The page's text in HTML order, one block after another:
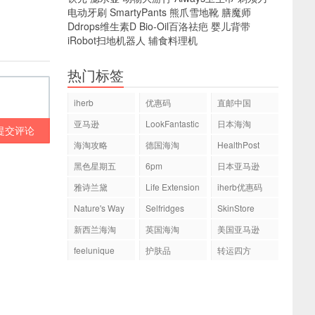
交评论
电动牙刷 SmartyPants 熊爪雪地靴 膳魔师
Ddrops维生素D Bio-Oil百洛祛疤 婴儿背带
iRobot扫地机器人 辅食料理机
热门标签
iherb 优惠码
直邮中国
亚马逊
LookFantastic
日本海淘
海淘攻略
德国海淘
HealthPost
黑色星期五
6pm
日本亚马逊
雅诗兰黛
Life Extension
iherb优惠码
Nature's Way
Selfridges
SkinStore
新西兰海淘
英国海淘
美国亚马逊
feelunique
护肤品 转运四方